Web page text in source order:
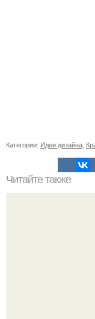
Категории: Идеи дизайна,
Читайте также